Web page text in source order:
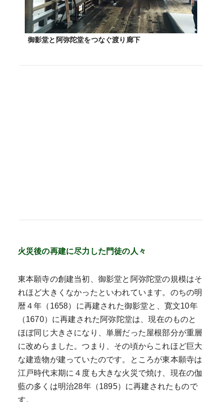
御影堂と阿弥陀堂をつなぐ渡り廊下
火災後の再建に尽力した門徒の人々
東本願寺の創建当初、御影堂と阿弥陀堂の規模はそ
れほど大きくなかったといわれています。のちの明
暦４年（1658）に再建された御影堂と、寛文10年
（1670）に再建された阿弥陀堂は、現在のものと
ほぼ同じ大きさになり、単層だった屋根部分が重層
に改めらました。つまり、その頃からこれほど巨大
な建造物が建っていたのです。ところが東本願寺は
江戸時代末期に４度も大きな火災で焼け、現在の伽
藍の多くは明治28年（1895）に再建されたもので
す。